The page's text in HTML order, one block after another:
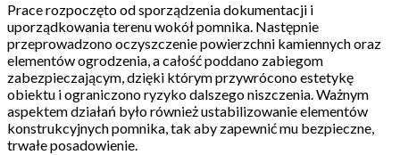
Prace rozpoczęto od sporządzenia dokumentacji i
uporządkowania terenu wokół pomnika. Następnie
przeprowadzono oczyszczenie powierzchni kamiennych oraz
elementów ogrodzenia, a całość poddano zabiegom
zabezpieczającym, dzięki którym przywrócono estetykę
obiektu i ograniczono ryzyko dalszego niszczenia. Ważnym
aspektem działań było również ustabilizowanie elementów
konstrukcyjnych pomnika, tak aby zapewnić mu bezpieczne,
trwałe posadowienie.